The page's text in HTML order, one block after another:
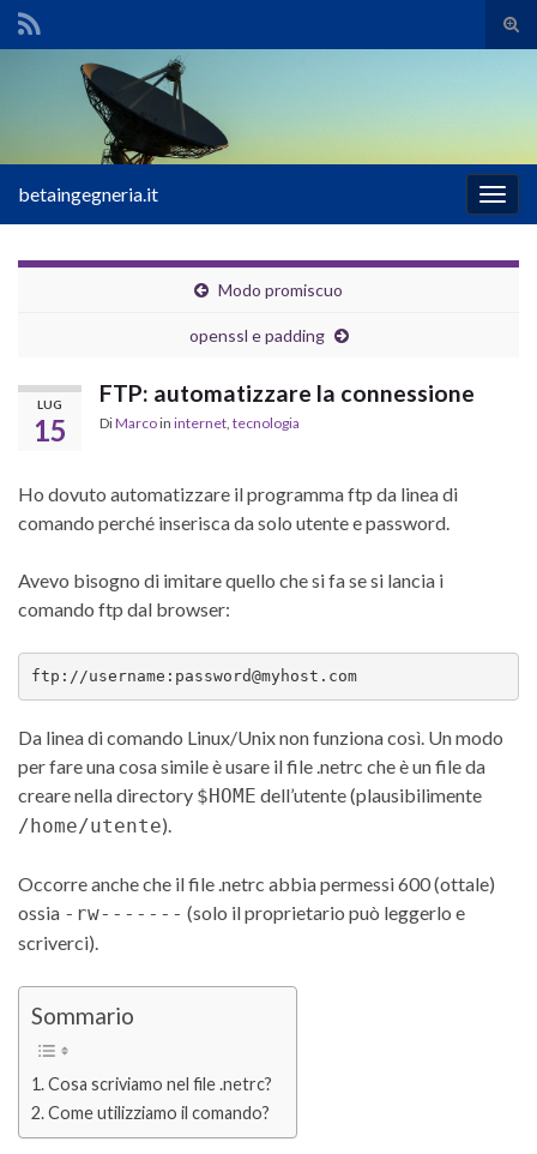
il
Search for:
la
betaingegneria.it
Modo promiscuo
openssl e padding
LUG
15
FTP: automatizzare la connessione
DiMarcoin internet tecnologia
Ho dovuto automatizzare il programma ftp da linea di
comando perché inserisca da solo utente e password.
Avevo bisogno di imitare quello che si fa se si lancia i
comando ftp dal browser:
ftp://username:password@myhost.com
Da linea di comando Linux/Unix non funziona così. Un modo
per fare una cosa simile è usare il file .netrc che è un file da
creare nella directory $HOME dell’utente (plausibilimente
/home/utente).
Occorre anche che il file .netrc abbia permessi 600 (ottale)
ossia -rw------- (solo il proprietario può leggerlo e
scriverci).
Sommario
Cosa scriviamo nel file .netrc?
Come utilizziamo il comando?